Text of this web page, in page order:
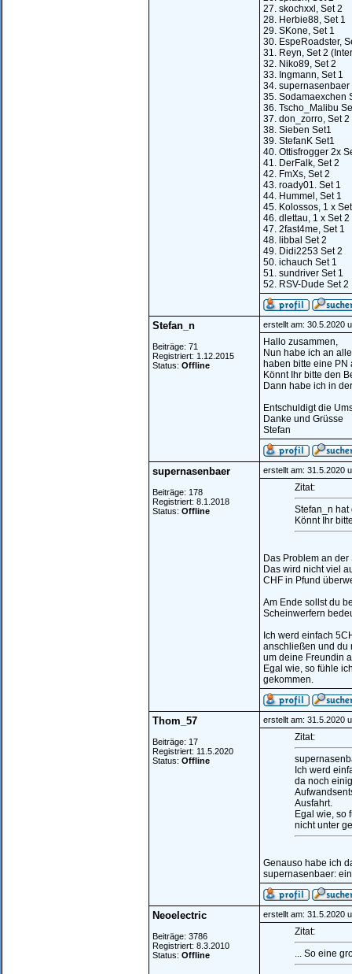
27. skochxxl, Set 2
28. Herbie88, Set 1
29. SKone, Set 1
30. EspeRoadster,
31. Reyn, Set 2
32. Niko89, Set 2
33. Ingmann, Set 1
34. supernasenbaer
35. Sodamaexchen
36. Tscho_Malibu
37. don_zorro, Set 2
38. Sieben Set1
39. StefanK Set1
40. Ottisfrogger 2x
41. DerFalk, Set 2
42. FmXs, Set 2
43. roady01. Set 1
44. Hummel, Set 1
45. Kolossos, 1 x
46. dlettau, 1 x Set 2
47. 2fast4me, Set 1
48. libbal Set 2
49. Didi2253 Set 2
50. ichauch Set 1
51. sundriver Set 1
52. RSV-Dude Set 2
Stefan_n
Beiträge: 71
Registriert: 1.12.2015
Status: Offline
erstellt am: 30.5.2020
Hallo zusammen,
Nun habe ich an
haben bitte eine PN
Könnt Ihr bitte den
Dann habe ich in
Entschuldigt die
Danke und Grüsse
Stefan
supernasenbaer
Beiträge: 178
Registriert: 8.1.2018
Status: Offline
erstellt am: 31.5.2020
Zitat:
Stefan_n
Könnt Ihr
Das Problem an
Das wird nicht viel
CHF in Pfund
Am Ende sollst du
Scheinwerfern
Ich werd einfach
anschließen und du
um deine Freundin
Egal wie, so fühle
gekommen.
Thom_57
Beiträge: 17
Registriert: 11.5.2020
Status: Offline
erstellt am: 31.5.2020
Zitat:
Ich werd
da noch
Ausfahrt.
Egal wie, so
nicht unter
Genauso habe ich
supernasenbaer:
Neoelectric
Beiträge: 3786
Registriert: 8.3.2010
Status: Offline
erstellt am: 31.5.2020
Zitat:
... So eine